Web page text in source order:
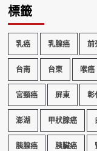
標籤
乳癌 乳腺癌 前
台南 台東 喉癌
宮頸癌 屏東 彰
澎湖 甲狀腺癌
胰腺癌 胰臟癌